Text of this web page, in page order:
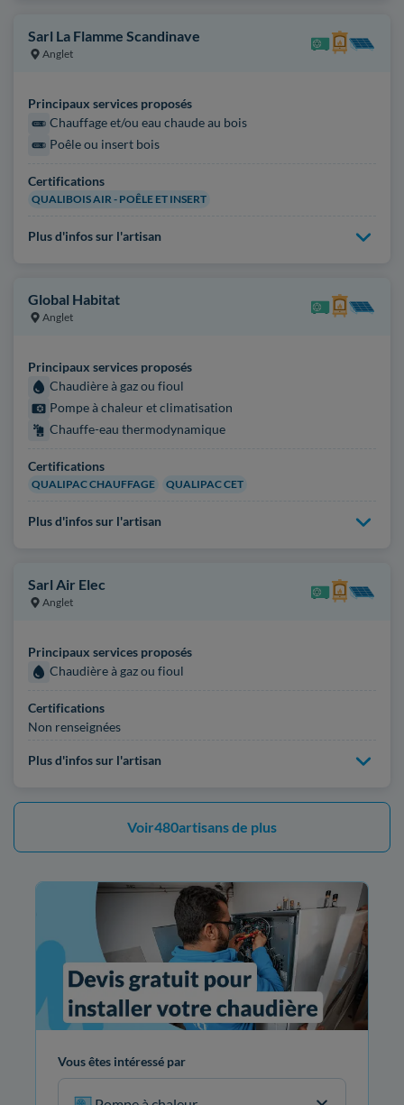
Sarl La Flamme Scandinave
Anglet
Principaux services proposés
Chauffage et/ou eau chaude au bois
Poêle ou insert bois
Certifications
QUALIBOIS AIR - POÊLE ET INSERT
Plus d'infos sur l'artisan
Global Habitat
Anglet
Principaux services proposés
Chaudière à gaz ou fioul
Pompe à chaleur et climatisation
Chauffe-eau thermodynamique
Certifications
QUALIPAC CHAUFFAGE QUALIPAC CET
Plus d'infos sur l'artisan
Sarl Air Elec
Anglet
Principaux services proposés
Chaudière à gaz ou fioul
Certifications
Non renseignées
Plus d'infos sur l'artisan
Voir480artisans de plus
Vous êtes intéressé par